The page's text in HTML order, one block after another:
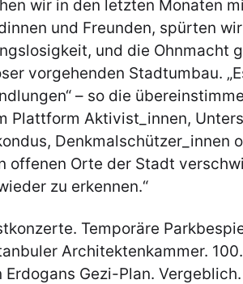
wir in den letzten Monaten
und Freunden, spürten
und die Ohnmacht
vorgehenden Stadtumbau.
– so die
Plattform Aktivist_innen,
Denkmalschützer_innen
offenen Orte der Stadt
zu erkennen.“
Temporäre
Architektenkammer.
Erdogans Gezi-Plan.